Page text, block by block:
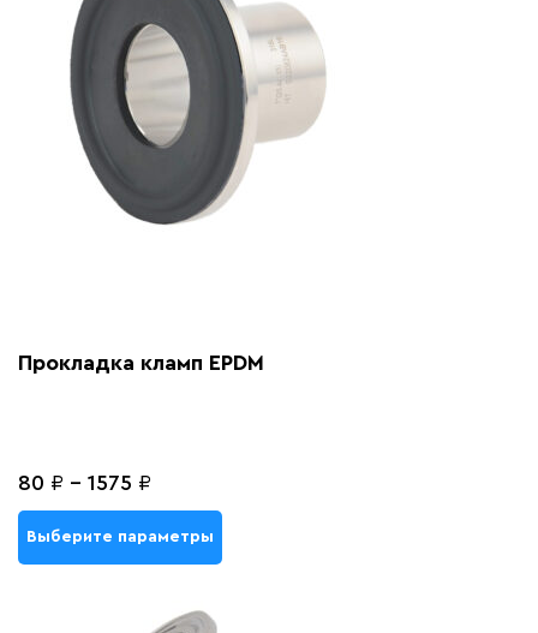
Прокладка кламп EPDM
80 ₽ - 1575 ₽
Выберите параметры